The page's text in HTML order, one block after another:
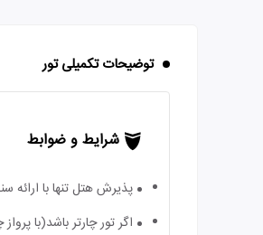
توضیحات تکمیلی تور
شرایط و ضوابط
پذیرش هتل تنها با
اگر تور چارتر باشد(با